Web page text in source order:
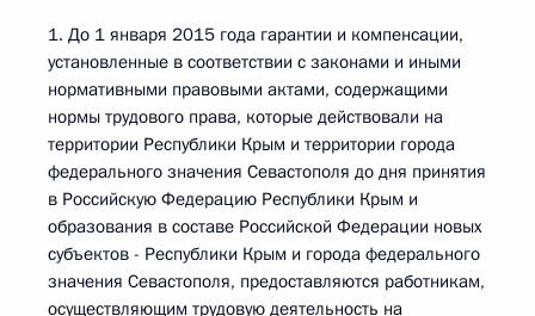
1. До 1 января 2015 года гарантии и компенсации,
установленные в соответствии с законами и иными
нормативными правовыми актами, содержащими
нормы трудового права, которые действовали на
территории Республики Крым и территории города
федерального значения Севастополя до дня принятия
в Российскую Федерацию Республики Крым и
образования в составе Российской Федерации новых
субъектов - Республики Крым и города федерального
значения Севастополя, предоставляются работникам,
осуществляющим трудовую деятельность на